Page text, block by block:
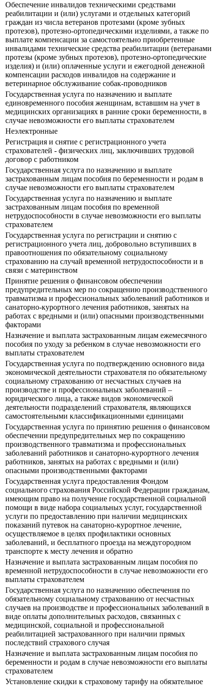
Обеспечение инвалидов техническими средствами
реабилитации и (или) услугами и отдельных категорий
граждан из числа ветеранов протезами (кроме зубных
протезов), протезно-ортопедическими изделиями, а также по
выплате компенсации за самостоятельно приобретенные
инвалидами технические средства реабилитации (ветеранами
протезы (кроме зубных протезов), протезно-ортопедические
изделия) и (или) оплаченные услуги и ежегодной денежной
компенсации расходов инвалидов на содержание и
ветеринарное обслуживание собак-проводников
Государственная услуга по назначению и выплате
единовременного пособия женщинам, вставшим на учет в
медицинских организациях в ранние сроки беременности, в
случае невозможности его выплаты страхователем
Неэлектронные
Регистрация и снятие с регистрационного учета
страхователей - физических лиц, заключивших трудовой
договор с работником
Государственная услуга по назначению и выплате
застрахованным лицам пособия по беременности и родам в
случае невозможности его выплаты страхователем
Государственная услуга по назначению и выплате
застрахованным лицам пособия по временной
нетрудоспособности в случае невозможности его выплаты
страхователем
Государственная услуга по регистрации и снятию с
регистрационного учета лиц, добровольно вступивших в
правоотношения по обязательному социальному
страхованию на случай временной нетрудоспособности и в
связи с материнством
Принятие решения о финансовом обеспечении
предупредительных мер по сокращению производственного
травматизма и профессиональных заболеваний работников и
санаторно-курортного лечения работников, занятых на
работах с вредными и (или) опасными производственными
факторами
Назначение и выплата застрахованным лицам ежемесячного
пособия по уходу за ребенком в случае невозможности его
выплаты страхователем
Государственная услуга по подтверждению основного вида
экономической деятельности страхователя по обязательному
социальному страхованию от несчастных случаев на
производстве и профессиональных заболеваний –
юридического лица, а также видов экономической
деятельности подразделений страхователя, являющихся
самостоятельными классификационными единицами
Государственная услуга по принятию решения о финансовом
обеспечении предупредительных мер по сокращению
производственного травматизма и профессиональных
заболеваний работников и санаторно-курортного лечения
работников, занятых на работах с вредными и (или)
опасными производственными факторами
Государственная услуга предоставления Фондом
социального страхования Российской Федерации гражданам,
имеющим право на получение государственной социальной
помощи в виде набора социальных услуг, государственной
услуги по предоставлению при наличии медицинских
показаний путевок на санаторно-курортное лечение,
осуществляемое в целях профилактики основных
заболеваний, и бесплатного проезда на междугородном
транспорте к месту лечения и обратно
Назначение и выплата застрахованным лицам пособия по
временной нетрудоспособности в случае невозможности его
выплаты страхователем
Государственная услуга по назначению обеспечения по
обязательному социальному страхованию от несчастных
случаев на производстве и профессиональных заболеваний в
виде оплаты дополнительных расходов, связанных с
медицинской, социальной и профессиональной
реабилитацией застрахованного при наличии прямых
последствий страхового случая
Назначение и выплата застрахованным лицам пособия по
беременности и родам в случае невозможности его выплаты
страхователем
Установление скидки к страховому тарифу на обязательное